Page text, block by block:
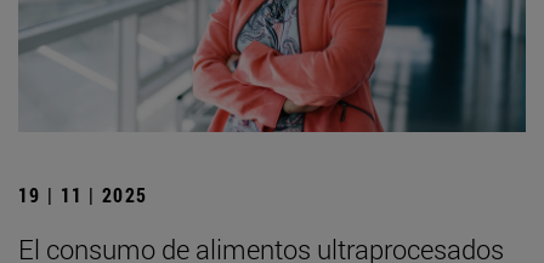
19 | 11 | 2025
El consumo de alimentos ultraprocesados